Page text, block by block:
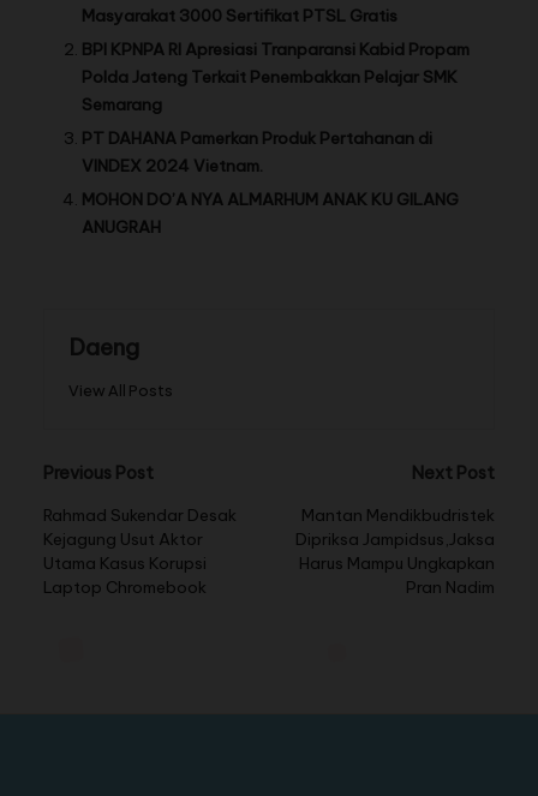
Masyarakat 3000 Sertifikat PTSL Gratis
BPI KPNPA RI Apresiasi Tranparansi Kabid Propam
Polda Jateng Terkait Penembakkan Pelajar SMK
Semarang
PT DAHANA Pamerkan Produk Pertahanan di
VINDEX 2024 Vietnam.
MOHON DO’A NYA ALMARHUM ANAK KU GILANG
ANUGRAH
Daeng
View All Posts
Previous Post
Rahmad Sukendar Desak
Kejagung Usut Aktor
Utama Kasus Korupsi
Laptop Chromebook
Next Post
Mantan Mendikbudristek
Dipriksa Jampidsus,Jaksa
Harus Mampu Ungkapkan
Pran Nadim